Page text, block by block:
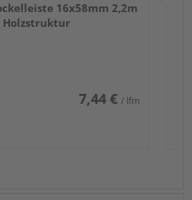
16x58mm 2,2m
7,44 € / lfm